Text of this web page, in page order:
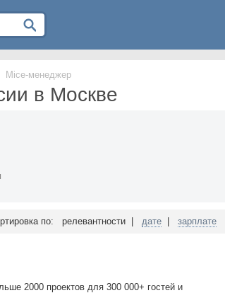
Mice-менеджер
в Москве
по: релевантности | дате зарплате
2000 проектов для 300 000+ гостей и